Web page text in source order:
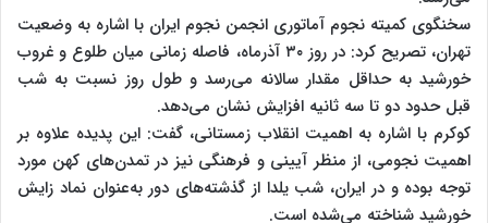
سخنگوی کمیته نجوم آماتوری انجمن نجوم ایران با اشاره به وضعیت
تهران، تصریح کرد: در روز ۳۰ آذرماه، فاصله زمانی میان طلوع و غروب
خورشید به حداقل مقدار سالانه می‌رسد و طول روز نسبت به شب
قبل حدود دو تا سه ثانیه افزایش نشان می‌دهد.
کوکرم با اشاره به اهمیت انقلاب زمستانی، گفت: این پدیده علاوه بر
اهمیت نجومی، از منظر آیینی و فرهنگی نیز در تمدن‌های کهن مورد
توجه بوده و در ایران، شب یلدا از گذشته‌های دور به‌عنوان نماد زایش
خورشید شناخته می‌شده است.